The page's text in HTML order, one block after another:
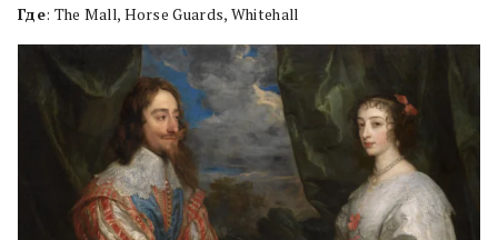
Где: The Mall, Horse Guards, Whitehall